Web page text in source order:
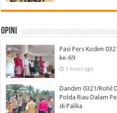
Opini
Pasi Pers Kodim
ke-69
3 hours ago
Dandim 0321/Rohil
Polda Riau Dalam
di Palika